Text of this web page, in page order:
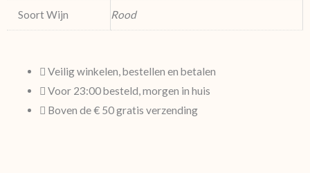
Soort Wijn Rood
Veilig winkelen, bestellen en betalen
Voor 23:00 besteld, morgen in huis
Boven de € 50 gratis verzending